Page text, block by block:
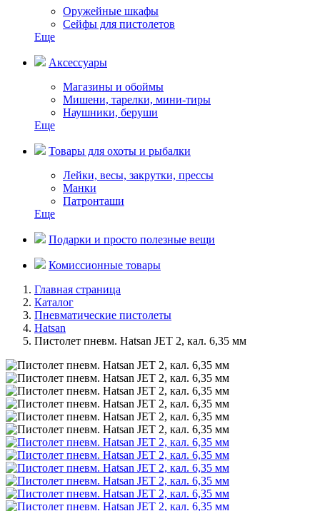
Оружейные шкафы
Сейфы для пистолетов
Еще
Аксессуары
Магазины и обоймы
Мишени, тарелки, мини-тиры
Наушники, беруши
Еще
Товары для охоты и рыбалки
Лейки, весы, закрутки, прессы
Манки
Патронташи
Еще
Подарки и просто полезные вещи
Комиссионные товары
Главная страница
Каталог
Пневматические пистолеты
Hatsan
Пистолет пневм. Hatsan JET 2, кал. 6,35 мм